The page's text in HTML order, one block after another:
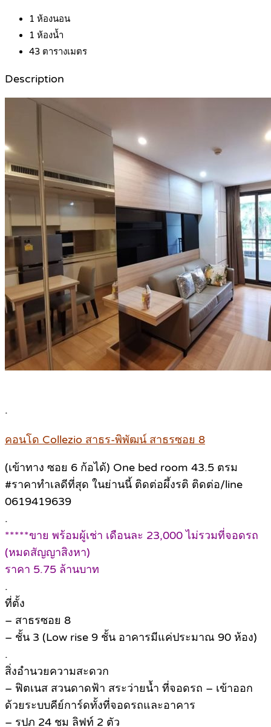
1 ห้องนอน
1 ห้องน้ำ
43 ตารางเมตร
Description
.
คอนโด Collezio สาธร-พิพัฒน์ สาธรซอย 8
(เข้าทาง ซอย 6 ก้อได้) One bed room 43.5 ตรม
#ราคาทำเลดีที่สุด ในย่านนี้ ติดต่อผึ้งรติ ติดต่อ/line
0619419639
.
*****ขาย พร้อมผู้เช่า เดือนละ 23,000 ไม่รวมที่จอดรถ
(หมดสัญญาสิงหา)
ราคา 5.75 ล้านบาท
.
ที่ตั้ง
– สาธรซอย 8
– ชั้น 3 (Low rise 9 ชั้น อาคารมีแค่ประมาณ 90 ห้อง)
.
สิ่งอำนวยความสะดวก
– ฟิตเนส สวนดาดฟ้า สระว่ายน้ำ ที่จอดรถ – เข้าออก
ด้วยระบบคีย์การ์ดทั้งที่จอดรถและอาคาร
– รปภ 24 ชม ลิฟท์ 2 ตัว